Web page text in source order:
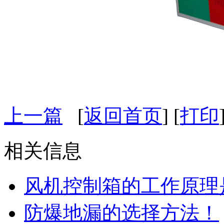
上一篇 [返回首页] [打印
相关信息
风机控制箱的工作原
防爆地漏的选择方法！